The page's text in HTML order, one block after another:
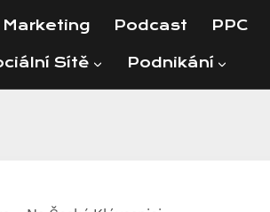
Marketing Podcast PPC
Sítě Podnikání